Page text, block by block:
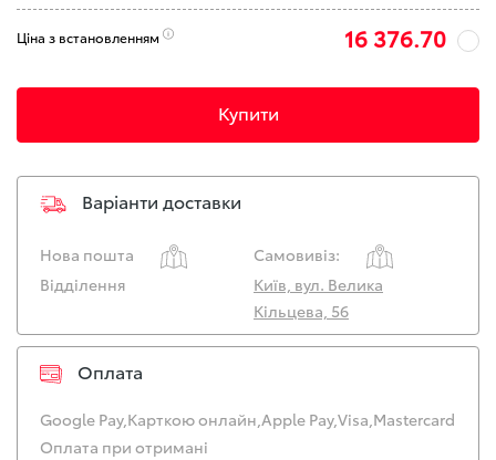
Ціна з встановленням 16 376.70
Купити
Варіанти доставки
Нова пошта
Самовивіз:
Відділення
Київ, вул. Велика
Кільцева, 56
Оплата
Google Pay,Карткою онлайн,Apple Pay,Visa,Mastercard
Оплата при отримані